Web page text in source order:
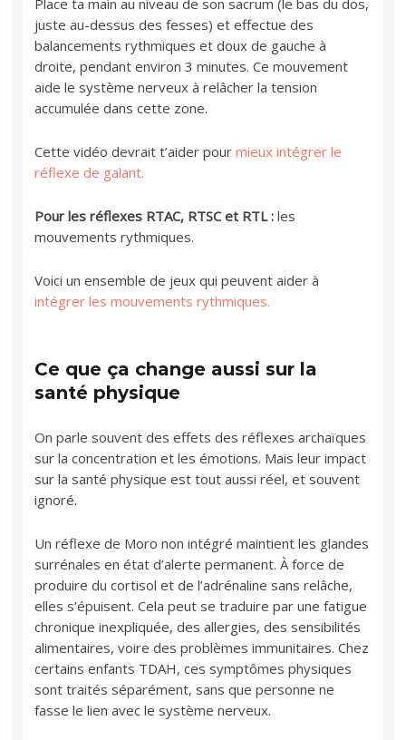
Place ta main au niveau de son sacrum (le bas du dos,
juste au-dessus des fesses) et effectue des
balancements rythmiques et doux de gauche à
droite, pendant environ 3 minutes. Ce mouvement
aide le système nerveux à relâcher la tension
accumulée dans cette zone.
Cette vidéo devrait t’aider pourmieux intégrer le
réflexe de galant.
Pour les réflexes RTAC, RTSC et RTL : les
mouvements rythmiques.
Voici un ensemble de jeux qui peuvent aider à
intégrer les mouvements rythmiques.
Ce que ça change aussi sur la
santé physique
On parle souvent des effets des réflexes archaïques
sur la concentration et les émotions. Mais leur impact
sur la santé physique est tout aussi réel, et souvent
ignoré.
Un réflexe de Moro non intégré maintient les glandes
surrénales en état d’alerte permanent. À force de
produire du cortisol et de l’adrénaline sans relâche,
elles s’épuisent. Cela peut se traduire par une fatigue
chronique inexpliquée, des allergies, des sensibilités
alimentaires, voire des problèmes immunitaires. Chez
certains enfants TDAH, ces symptômes physiques
sont traités séparément, sans que personne ne
fasse le lien avec le système nerveux.